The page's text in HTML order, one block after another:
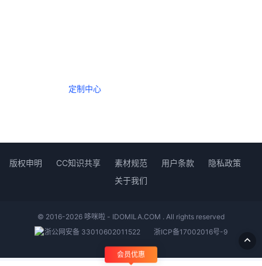
定制中心
版权申明 CC知识共享 素材规范 用户条款
隐私政策
关于我们
© 2016-2026 哆咪啦 - IDOMILA.COM . All rights reserved
浙公网安备 33010602011522
浙ICP备17002016号-9
会员优惠